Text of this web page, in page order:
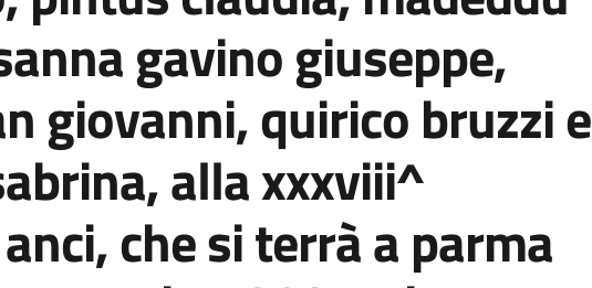
gavino giuseppe,
giovanni, quirico bruzzi e
alla xxxviii^
che si terrà a parma